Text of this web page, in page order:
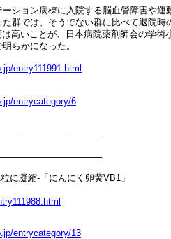
ョン病棟に入院する脳血管障害や運
群では、そうでない群に比べて退院時
高いことが、日本病院薬剤師会の学術
らかになった。
entry111991.html
entrycategory/6
凝縮‐「にんにく卵黄VB1」
entrycategory/13